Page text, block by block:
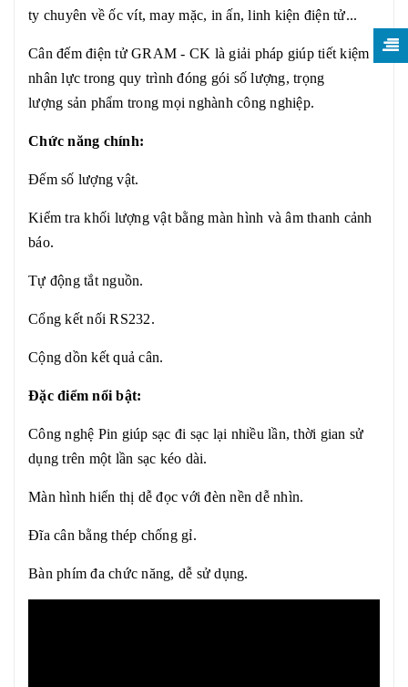
ty chuyên về ốc vít, may mặc, in ấn, linh kiện điện tử...
Cân đếm điện tử GRAM - CK là giải pháp giúp tiết kiệm
nhân lực trong quy trình đóng gói số lượng, trọng
lượng sản phẩm trong mọi nghành công nghiệp.
Chức năng chính:
Đếm số lượng vật.
Kiểm tra khối lượng vật bằng màn hình và âm thanh cảnh
báo.
Tự động tắt nguồn.
Cổng kết nối RS232.
Cộng dồn kết quả cân.
Đặc điểm nổi bật:
Công nghệ Pin giúp sạc đi sạc lại nhiều lần, thời gian sử
dụng trên một lần sạc kéo dài.
Màn hình hiển thị dễ đọc với đèn nền dễ nhìn.
Đĩa cân bằng thép chống gỉ.
Bàn phím đa chức năng, dễ sử dụng.